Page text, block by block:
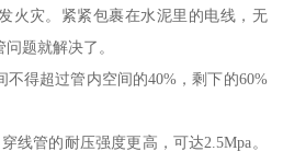
火灾。紧紧包裹在水泥里的电线，无
题就解决了。
得超过管内空间的40%，剩下的60%
线管的耐压强度更高，可达2.5Mpa。